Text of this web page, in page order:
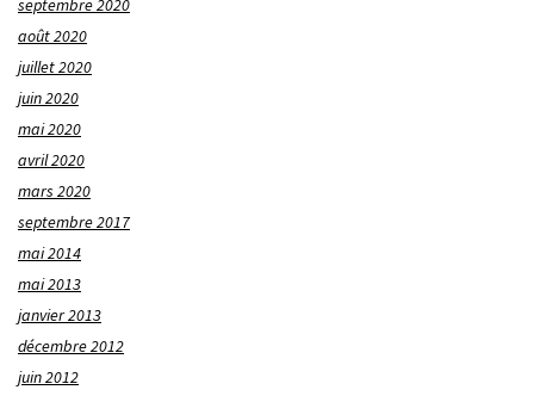
septembre 2020
août 2020
juillet 2020
juin 2020
mai 2020
avril 2020
mars 2020
septembre 2017
mai 2014
mai 2013
janvier 2013
décembre 2012
juin 2012